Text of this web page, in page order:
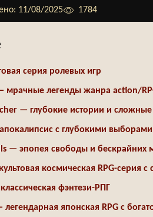
11/08/2025 1784
серия ролевых игр
мрачные легенды жанра action/
— глубокие истории и
с глубокими
— эпопея свободы и бескрайних
космическая RPG-
фэнтези-РПГ
легендарная японская RPG с